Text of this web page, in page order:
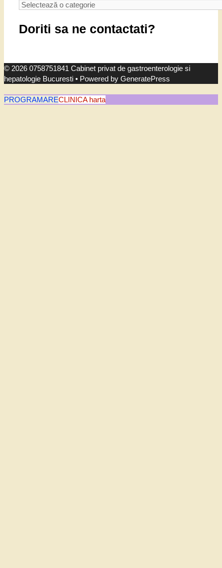
Doriti sa ne contactati?
© 2026 0758751841 Cabinet privat de gastroenterologie si
hepatologie Bucuresti • Powered by GeneratePress
PROGRAMARECLINICA harta